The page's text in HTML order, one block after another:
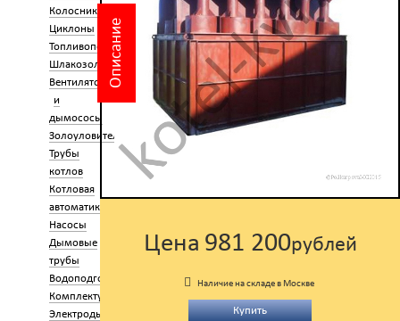
Колосники
Циклоны
Топливоподача
Шлакозолоудаление
Вентиляторы
и
дымососы
Золоуловители
Трубы
котлов
Котловая
автоматика
Насосы
Дымовые
трубы
Водоподготовка
Комплектующие
Электроды
Описание
Цена 981 200рублей
Наличие на складе в Москве
Купить